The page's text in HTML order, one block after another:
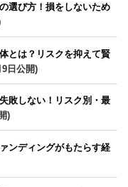
選び方！損をしないため
とは？リスクを抑えて賢
日公開)
敗しない！リスク別・最
)
ンディングがもたらす経